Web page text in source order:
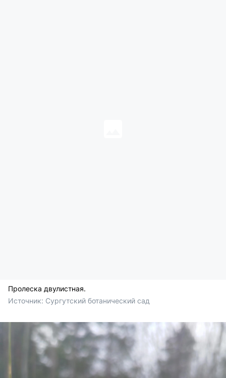
Пролеска двулистная.
Источник: Сургутский ботанический сад